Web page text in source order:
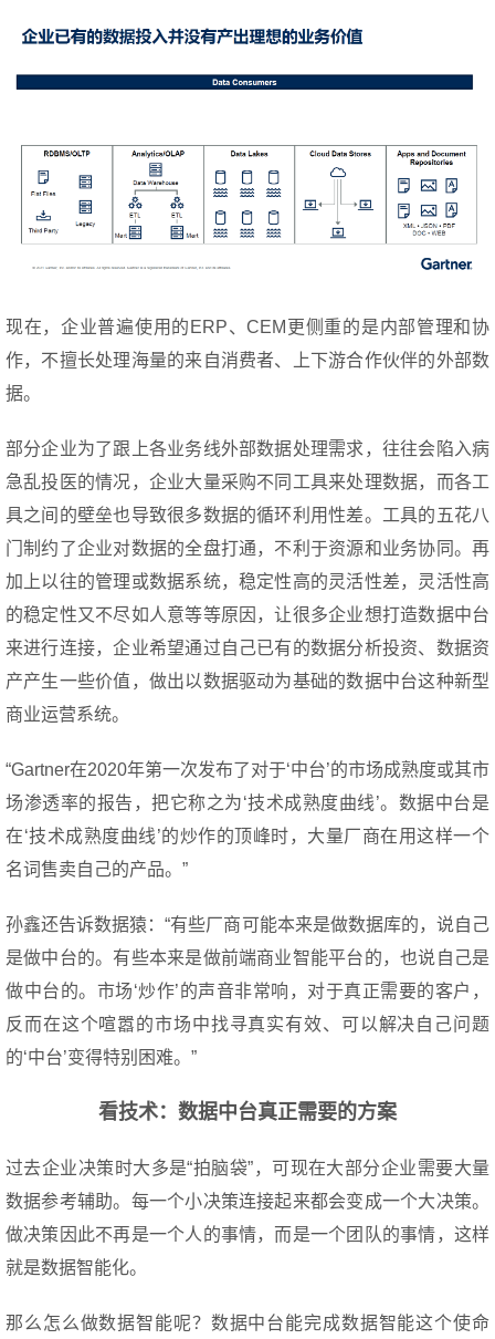
现在，企业普遍使用的ERP、CEM更侧重的是内部管理和协
作，不擅长处理海量的来自消费者、上下游合作伙伴的外部数
据。
部分企业为了跟上各业务线外部数据处理需求，往往会陷入病
急乱投医的情况，企业大量采购不同工具来处理数据，而各工
具之间的壁垒也导致很多数据的循环利用性差。工具的五花八
门制约了企业对数据的全盘打通，不利于资源和业务协同。再
加上以往的管理或数据系统，稳定性高的灵活性差，灵活性高
的稳定性又不尽如人意等等原因，让很多企业想打造数据中台
来进行连接，企业希望通过自己已有的数据分析投资、数据资
产产生一些价值，做出以数据驱动为基础的数据中台这种新型
商业运营系统。
“Gartner在2020年第一次发布了对于‘中台’的市场成熟度或其市
场渗透率的报告，把它称之为‘技术成熟度曲线’。数据中台是
在‘技术成熟度曲线’的炒作的顶峰时，大量厂商在用这样一个
名词售卖自己的产品。”
孙鑫还告诉数据猿：“有些厂商可能本来是做数据库的，说自己
是做中台的。有些本来是做前端商业智能平台的，也说自己是
做中台的。市场‘炒作’的声音非常响，对于真正需要的客户，
反而在这个喧嚣的市场中找寻真实有效、可以解决自己问题
的‘中台’变得特别困难。”
看技术：数据中台真正需要的方案
过去企业决策时大多是“拍脑袋”，可现在大部分企业需要大量
数据参考辅助。每一个小决策连接起来都会变成一个大决策。
做决策因此不再是一个人的事情，而是一个团队的事情，这样
就是数据智能化。
那么怎么做数据智能呢？数据中台能完成数据智能这个使命